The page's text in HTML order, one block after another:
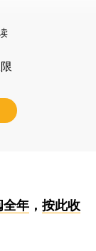
全年， 按此收